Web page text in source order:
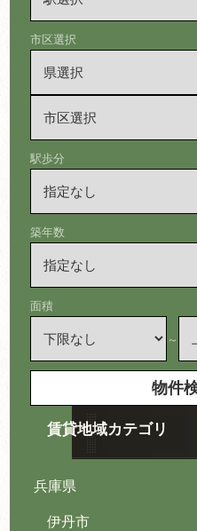
市区選択
駅歩分
築年数
面積
～
賃貸地域カテゴリ
兵庫県
伊丹市